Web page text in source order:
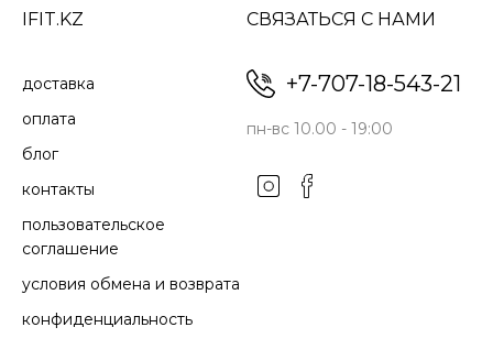
IFIT.KZ
доставка
оплата
блог
контакты
пользовательское
соглашение
условия обмена и возврата
конфиденциальность
СВЯЗАТЬСЯ С НАМИ
+7-707-18-543-21
пн-вс 10.00 - 19:00